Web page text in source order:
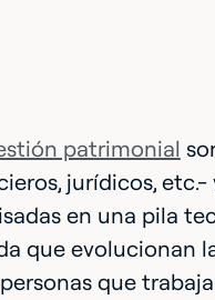
patrimonial
jurídicos, etc.-
en una pila
que evolucionan
que